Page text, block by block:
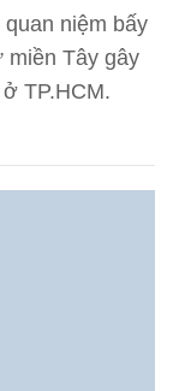
niệm bấy
miền Tây gây
TP.HCM.